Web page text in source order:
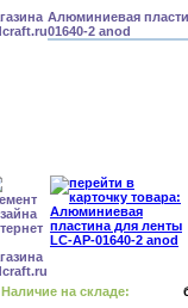
Алюминиевая
01640-2 anod
Наличие на складе: